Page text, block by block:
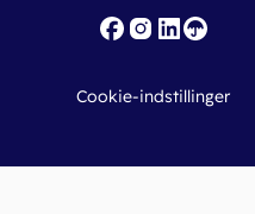
Cookie-indstillinger